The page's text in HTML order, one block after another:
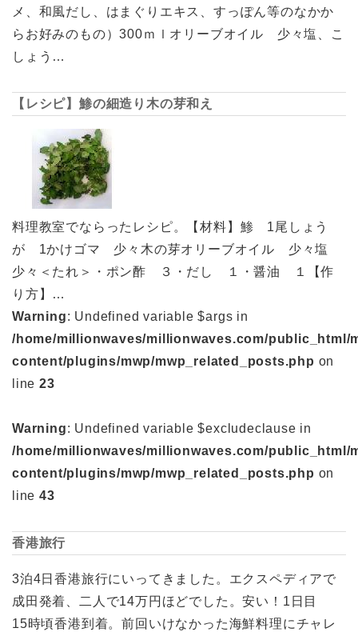
メ、和風だし、はまぐりエキス、すっぽん等のなかか
らお好みのもの）300ｍｌオリーブオイル 少々塩、こ
しょう…
【レシピ】鯵の細造り木の芽和え
料理教室でならったレシピ。【材料】鯵 1尾しょう
が 1かけゴマ 少々木の芽オリーブオイル 少々塩
少々＜たれ＞・ポン酢 ３・だし １・醤油 １【作
り方】…
Warning: Undefined variable $args in
/home/millionwaves/millionwaves.com/public_html/
content/plugins/mwp/mwp_related_posts.php on
line 23
Warning: Undefined variable $excludeclause in
/home/millionwaves/millionwaves.com/public_html/
content/plugins/mwp/mwp_related_posts.php on
line 43
香港旅行
3泊4日香港旅行にいってきました。エクスペディアで
成田発着、二人で14万円ほどでした。安い！1日目
15時頃香港到着。前回いけなかった海鮮料理にチャレ